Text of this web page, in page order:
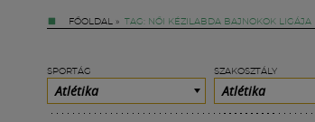
FŐOLDAL » TAG: NŐI KÉZILABDA BAJNOKOK LIGÁJA
SPORTÁG
Atlétika
SZAKOSZTÁLY
Atlétika